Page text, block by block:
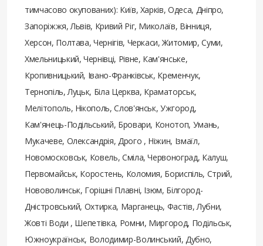
тимчасово окупованих): Київ, Харків, Одеса, Дніпро,
Запоріжжя, Львів, Кривий Ріг, Миколаїв, Вінниця,
Херсон, Полтава, Чернігів, Черкаси, Житомир, Суми,
Хмельницький, Чернівці, Рівне, Кам'янське,
Кропивницький, Івано-Франківськ, Кременчук,
Тернопіль, Луцьк, Біла Церква, Краматорськ,
Мелітополь, Нікополь, Слов'янськ, Ужгород,
Кам'янець-Подільський, Бровари, Конотоп, Умань,
Мукачеве, Олександрія, Дрого , Ніжин, Ізмаїл,
Новомосковськ, Ковель, Сміла, Червоноград, Калуш,
Первомайськ, Коростень, Коломия, Бориспіль, Стрий,
Нововолинськ, Горішні Плавні, Ізюм, Білгород-
Дністровський, Охтирка, Марганець, Фастів, Лубни,
Жовті Води , Шепетівка, Ромни, Миргород, Подільськ,
Южноукраїнськ, Володимир-Волинський, Дубно,